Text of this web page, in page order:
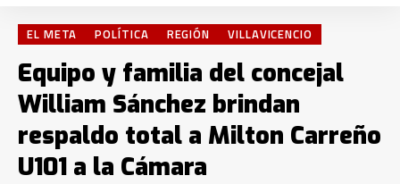
EL META POLÍTICA REGIÓN VILLAVICENCIO
Equipo y familia del concejal
William Sánchez brindan
respaldo total a Milton Carreño
U101 a la Cámara